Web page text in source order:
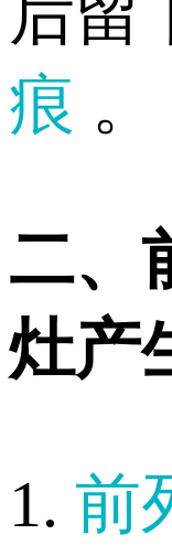
后留
痕 。
二、
灶产
1. 前